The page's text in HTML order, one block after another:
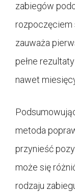
zabiegów
rozpoczęciem
zauważa
pełne
nawet
metoda
przynieść
może się
rodzaju